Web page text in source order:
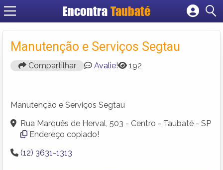
EncontraTaubaté
Cadastrar empresa
Criar conta
Manutenção e Serviços Segtau
Compartilhar Avalie! 192
Manutenção e Serviços Segtau
Rua Marquês de Herval, 503 - Centro - Taubaté - SP
Endereço copiado!
(12) 3631-1313